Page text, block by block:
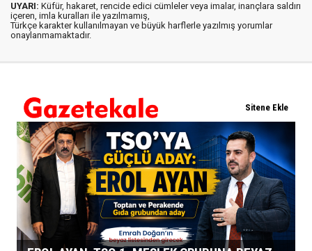
UYARI: Küfür, hakaret, rencide edici cümleler veya imalar, inançlara saldırı
içeren, imla kuralları ile yazılmamış,
Türkçe karakter kullanılmayan ve büyük harflerle yazılmış yorumlar
onaylanmamaktadır.